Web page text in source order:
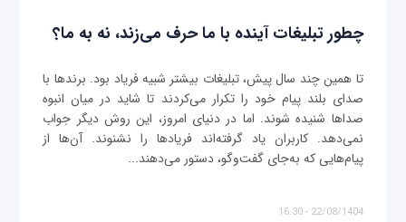
چطور تبلیغات آینده با ما حرف می‌زند، نه به ما؟
تا همین چند سال پیش، تبلیغات بیشتر شبیه فریاد بود. برندها با
صدای بلند پیام خود را تکرار می‌کردند تا شاید در میان انبوه
صداها شنیده شوند. اما در دنیای امروز، این روش دیگر جواب
نمی‌دهد. کاربران یاد گرفته‌اند فریادها را نشنوند. آن‌ها از
پیام‌هایی که به‌جای گفت‌وگو، دستور می‌دهند...
22/08/1404 - 16:30